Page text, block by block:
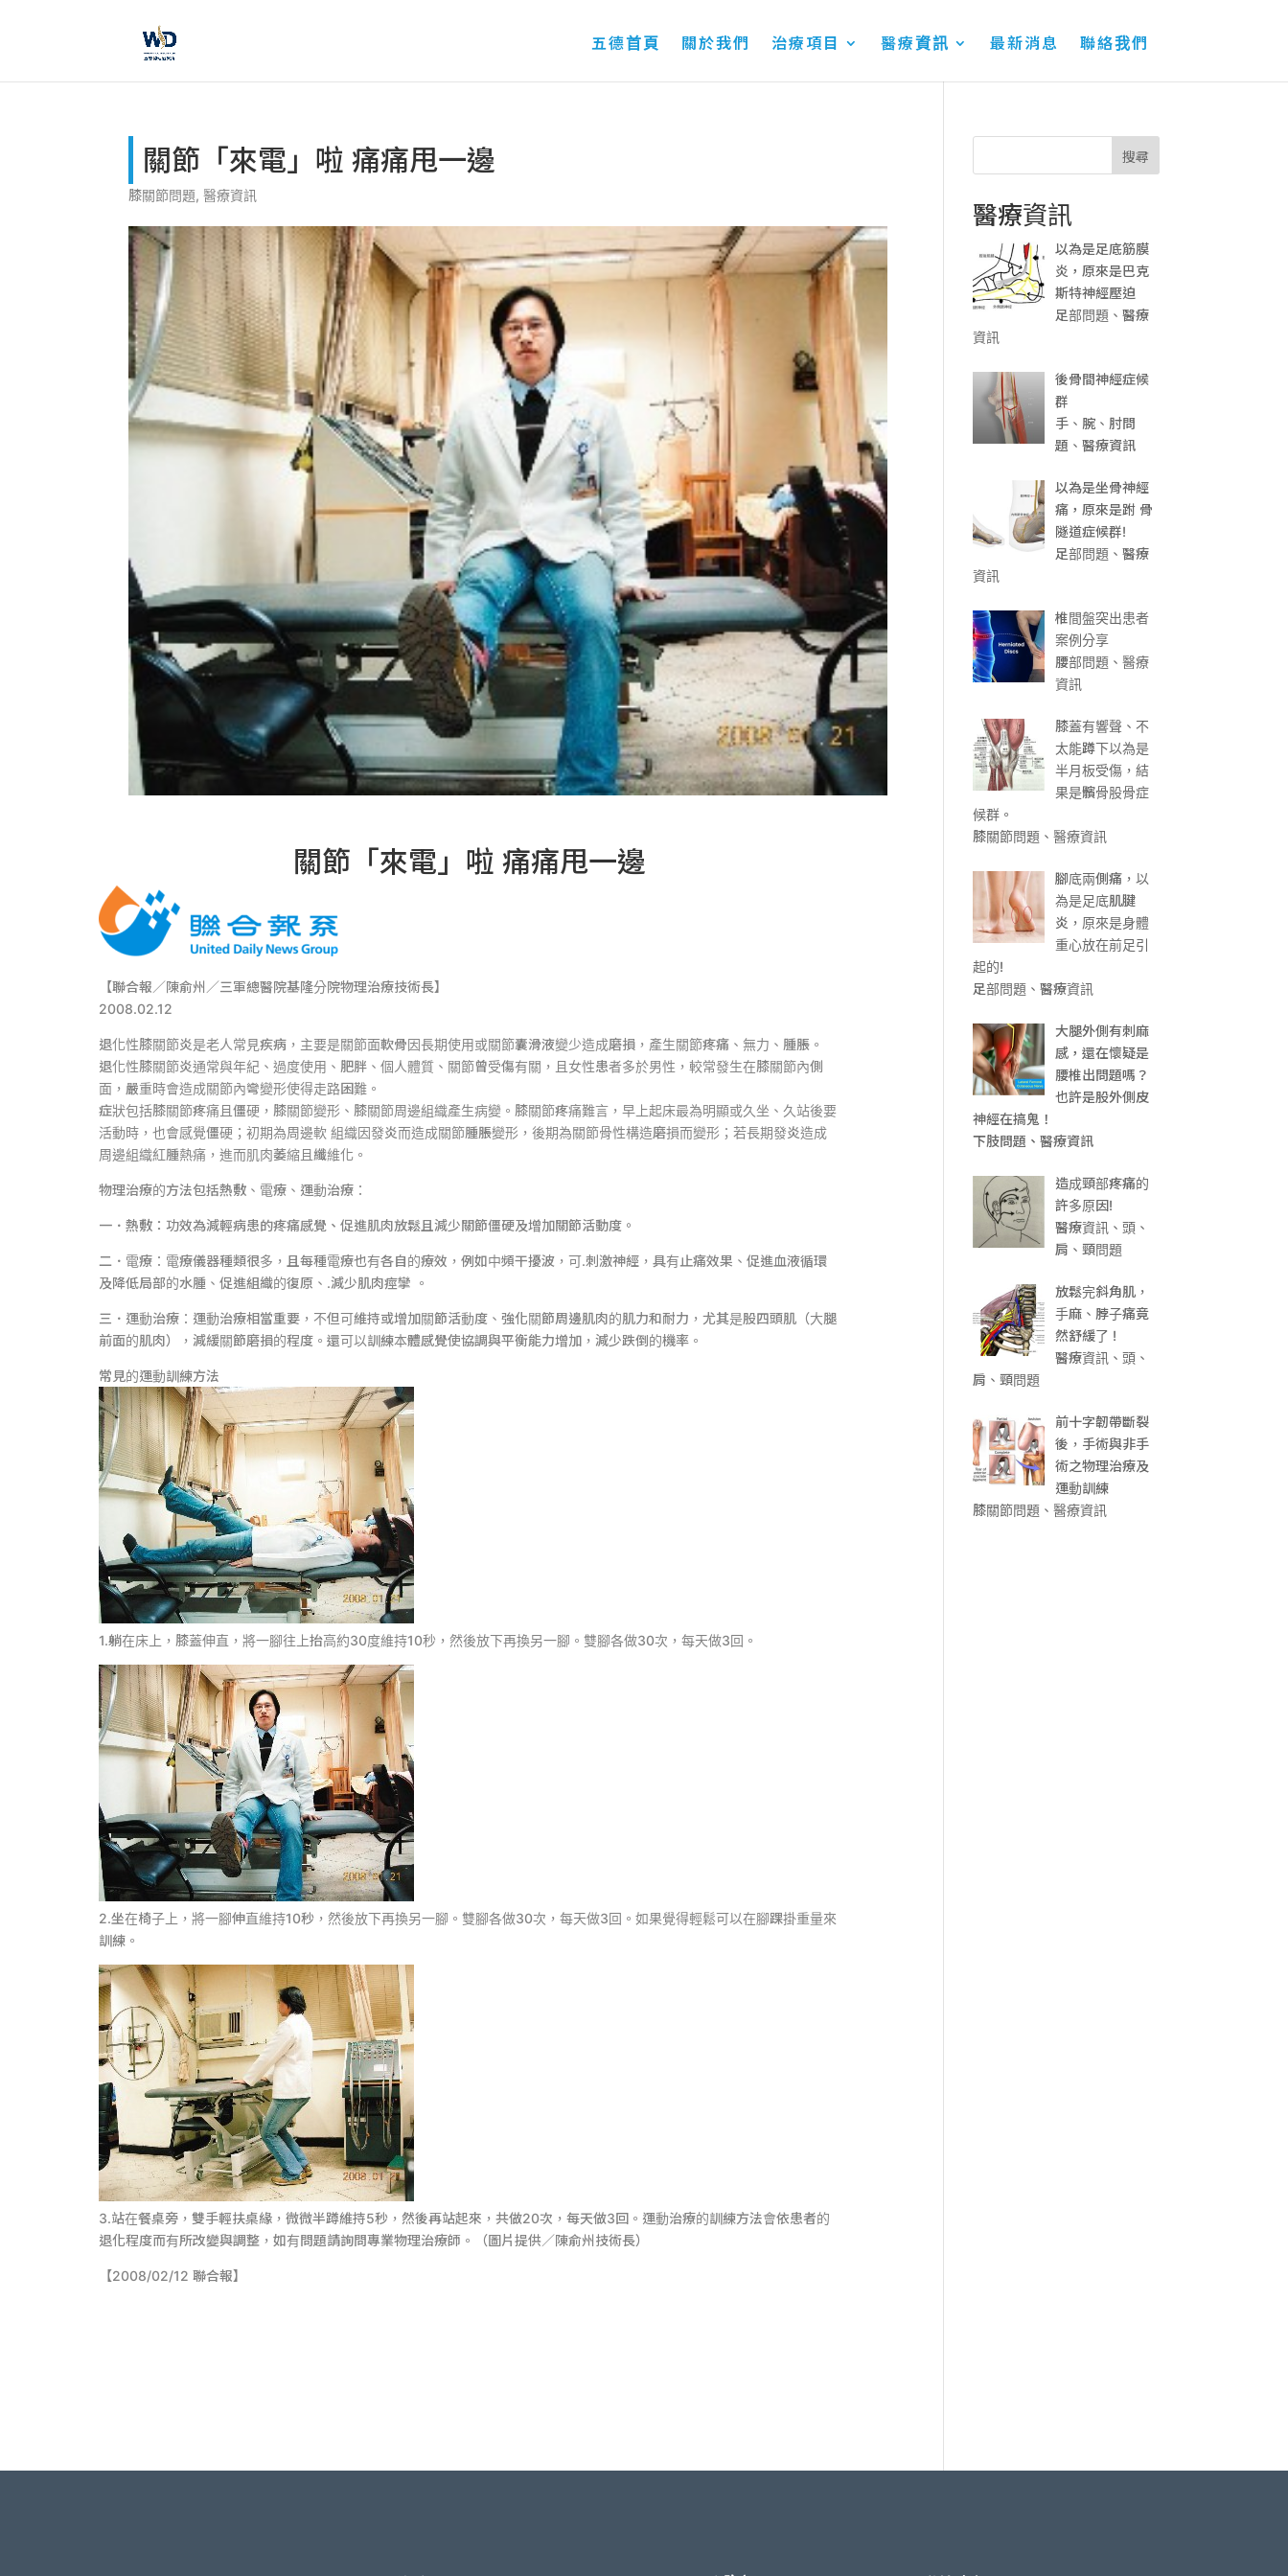
五德首頁 關於我們 治療項目 醫療資訊 最新消息 聯絡我們
關節「來電」啦 痛痛甩一邊
膝關節問題,醫療資訊
關節「來電」啦 痛痛甩一邊
【聯合報／陳俞州／三軍總醫院基隆分院物理治療技術長】
2008.02.12
退化性膝關節炎是老人常見疾病，主要是關節面軟骨因長期使用或關節囊滑液變少造成磨損，產生關節疼痛、無力、腫脹。
退化性膝關節炎通常與年紀、過度使用、肥胖、個人體質、關節曾受傷有關，且女性患者多於男性，較常發生在膝關節內側
面，嚴重時會造成關節內彎變形使得走路困難。
症狀包括膝關節疼痛且僵硬，膝關節變形、膝關節周邊組織產生病變。膝關節疼痛難言，早上起床最為明顯或久坐、久站後要
活動時，也會感覺僵硬；初期為周邊軟 組織因發炎而造成關節腫脹變形，後期為關節骨性構造磨損而變形；若長期發炎造成
周邊組織紅腫熱痛，進而肌肉萎縮且纖維化。
物理治療的方法包括熱敷、電療、運動治療：
一．熱敷：功效為減輕病患的疼痛感覺、促進肌肉放鬆且減少關節僵硬及增加關節活動度。
二．電療：電療儀器種類很多，且每種電療也有各自的療效，例如中頻干擾波，可.刺激神經，具有止痛效果、促進血液循環
及降低局部的水腫、促進組織的復原、.減少肌肉痙攣 。
三．運動治療：運動治療相當重要，不但可維持或增加關節活動度、強化關節周邊肌肉的肌力和耐力，尤其是股四頭肌（大腿
前面的肌肉），減緩關節磨損的程度。還可以訓練本體感覺使協調與平衡能力增加，減少跌倒的機率。
常見的運動訓練方法
1.躺在床上，膝蓋伸直，將一腳往上抬高約30度維持10秒，然後放下再換另一腳。雙腳各做30次，每天做3回。
2.坐在椅子上，將一腳伸直維持10秒，然後放下再換另一腳。雙腳各做30次，每天做3回。如果覺得輕鬆可以在腳踝掛重量來
訓練。
3.站在餐桌旁，雙手輕扶桌緣，微微半蹲維持5秒，然後再站起來，共做20次，每天做3回。運動治療的訓練方法會依患者的
退化程度而有所改變與調整，如有問題請詢問專業物理治療師。（圖片提供／陳俞州技術長）
【2008/02/12 聯合報】
搜尋
醫療資訊
以為是足底筋膜
炎，原來是巴克
斯特神經壓迫
足部問題、醫療
資訊
後骨間神經症候
群
手、腕、肘問
題、醫療資訊
以為是坐骨神經
痛，原來是跗 骨
隧道症候群!
足部問題、醫療
資訊
椎間盤突出患者
案例分享
腰部問題、醫療
資訊
膝蓋有響聲、不
太能蹲下以為是
半月板受傷，結
果是髕骨股骨症
候群。
膝關節問題、醫療資訊
腳底兩側痛，以
為是足底肌腱
炎，原來是身體
重心放在前足引
起的!
足部問題、醫療資訊
大腿外側有刺麻
感，還在懷疑是
腰椎出問題嗎？
也許是股外側皮
神經在搞鬼！
下肢問題、醫療資訊
造成頸部疼痛的
許多原因!
醫療資訊、頭、
肩、頸問題
放鬆完斜角肌，
手麻、脖子痛竟
然舒緩了 !
醫療資訊、頭、
肩、頸問題
前十字韌帶斷裂
後，手術與非手
術之物理治療及
運動訓練
膝關節問題、醫療資訊